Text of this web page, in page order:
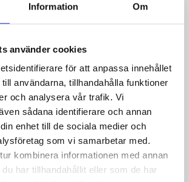
Information Om
använder cookies
för att anpassa innehållet
användarna, tillhandahålla funktioner
och analysera vår trafik. Vi
sådana identifierare och annan
enhet till de sociala medier och
som vi samarbetar med.
kombinera informationen med annan
har tillhandahållit eller som de har
LÄGG TILL I VARUKORGEN
i lager